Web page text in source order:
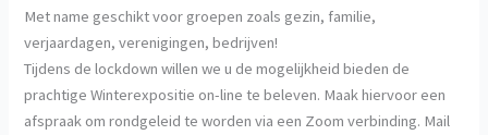
Met name geschikt voor groepen zoals gezin, familie,
verjaardagen, verenigingen, bedrijven!
Tijdens de lockdown willen we u de mogelijkheid bieden de
prachtige Winterexpositie on-line te beleven. Maak hiervoor een
afspraak om rondgeleid te worden via een Zoom verbinding. Mail